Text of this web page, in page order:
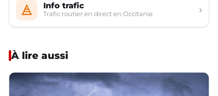
Info trafic
Trafic routier en direct en Occitanie ›
À lire aussi